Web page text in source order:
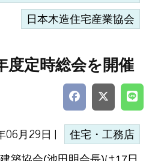
日本木造住宅産業協会
度定時総会を開催
06月29日 | 住宅・工務店